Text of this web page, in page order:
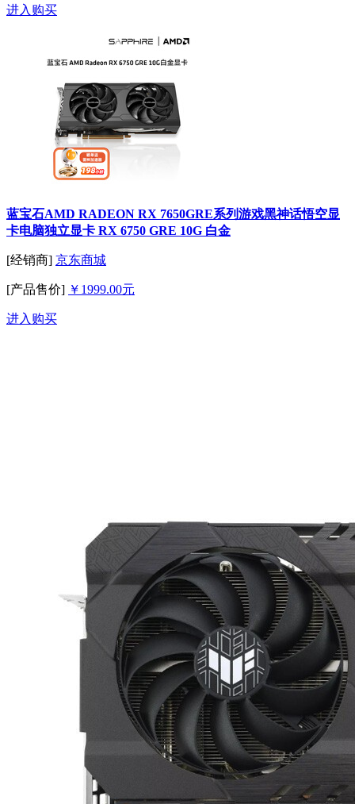
进入购买
蓝宝石AMD RADEON RX 7650GRE系列游戏黑神话悟空显
卡电脑独立显卡 RX 6750 GRE 10G 白金
[经销商] 京东商城
[产品售价] ￥1999.00元
进入购买